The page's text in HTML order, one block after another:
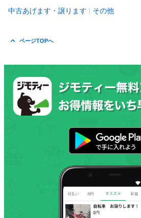
中古あげます・譲ります その他
ページTOPへ